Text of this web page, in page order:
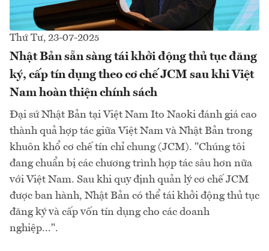
Thứ Tư, 23-07-2025
Nhật Bản sẵn sàng tái khởi động thủ tục đăng
ký, cấp tín dụng theo cơ chế JCM sau khi Việt
Nam hoàn thiện chính sách
Đại sứ Nhật Bản tại Việt Nam Ito Naoki đánh giá cao
thành quả hợp tác giữa Việt Nam và Nhật Bản trong
khuôn khổ cơ chế tín chỉ chung (JCM). "Chúng tôi
đang chuẩn bị các chương trình hợp tác sâu hơn nữa
với Việt Nam. Sau khi quy định quản lý cơ chế JCM
được ban hành, Nhật Bản có thể tái khởi động thủ tục
đăng ký và cấp vốn tín dụng cho các doanh
nghiệp...".